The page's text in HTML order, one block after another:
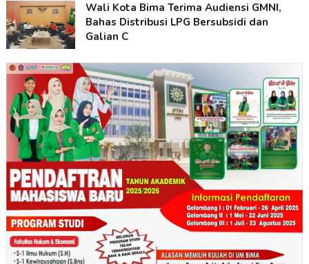
Wali Kota Bima Terima Audiensi GMNI,
Bahas Distribusi LPG Bersubsidi dan
Galian C